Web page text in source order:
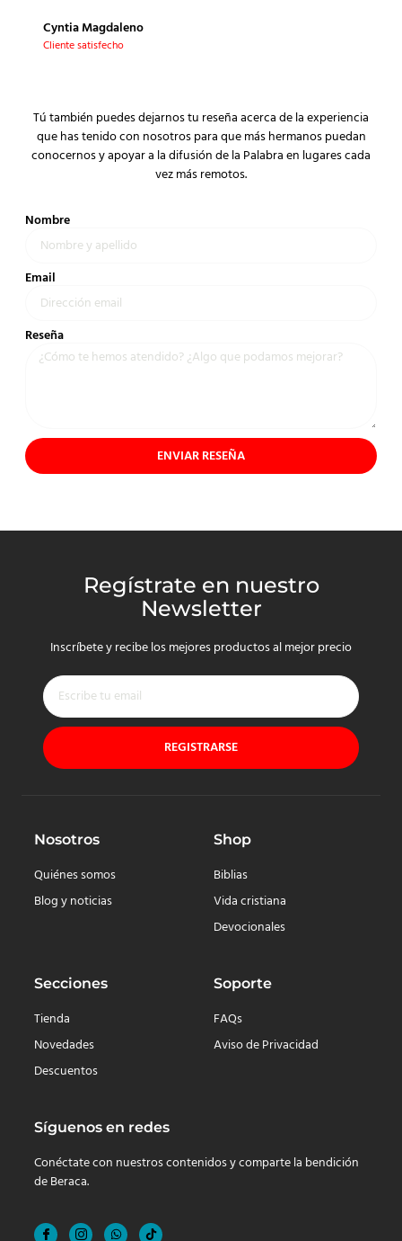
Cyntia Magdaleno
Cliente satisfecho
Tú también puedes dejarnos tu reseña acerca de la experiencia
que has tenido con nosotros para que más hermanos puedan
conocernos y apoyar a la difusión de la Palabra en lugares cada
vez más remotos.
Nombre
Email
Reseña
ENVIAR RESEÑA
Regístrate en nuestro
Newsletter
Inscríbete y recibe los mejores productos al mejor precio
REGISTRARSE
Nosotros
Quiénes somos
Blog y noticias
Shop
Biblias
Vida cristiana
Devocionales
Secciones
Tienda
Novedades
Descuentos
Soporte
FAQs
Aviso de Privacidad
Síguenos en redes
Conéctate con nuestros contenidos y comparte la bendición
de Beraca.